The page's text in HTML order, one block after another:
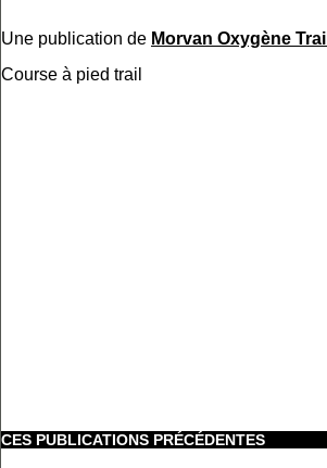
Une publication de Morvan Oxygène Trail
Course à pied trail
CES PUBLICATIONS PRÉCÉDENTES